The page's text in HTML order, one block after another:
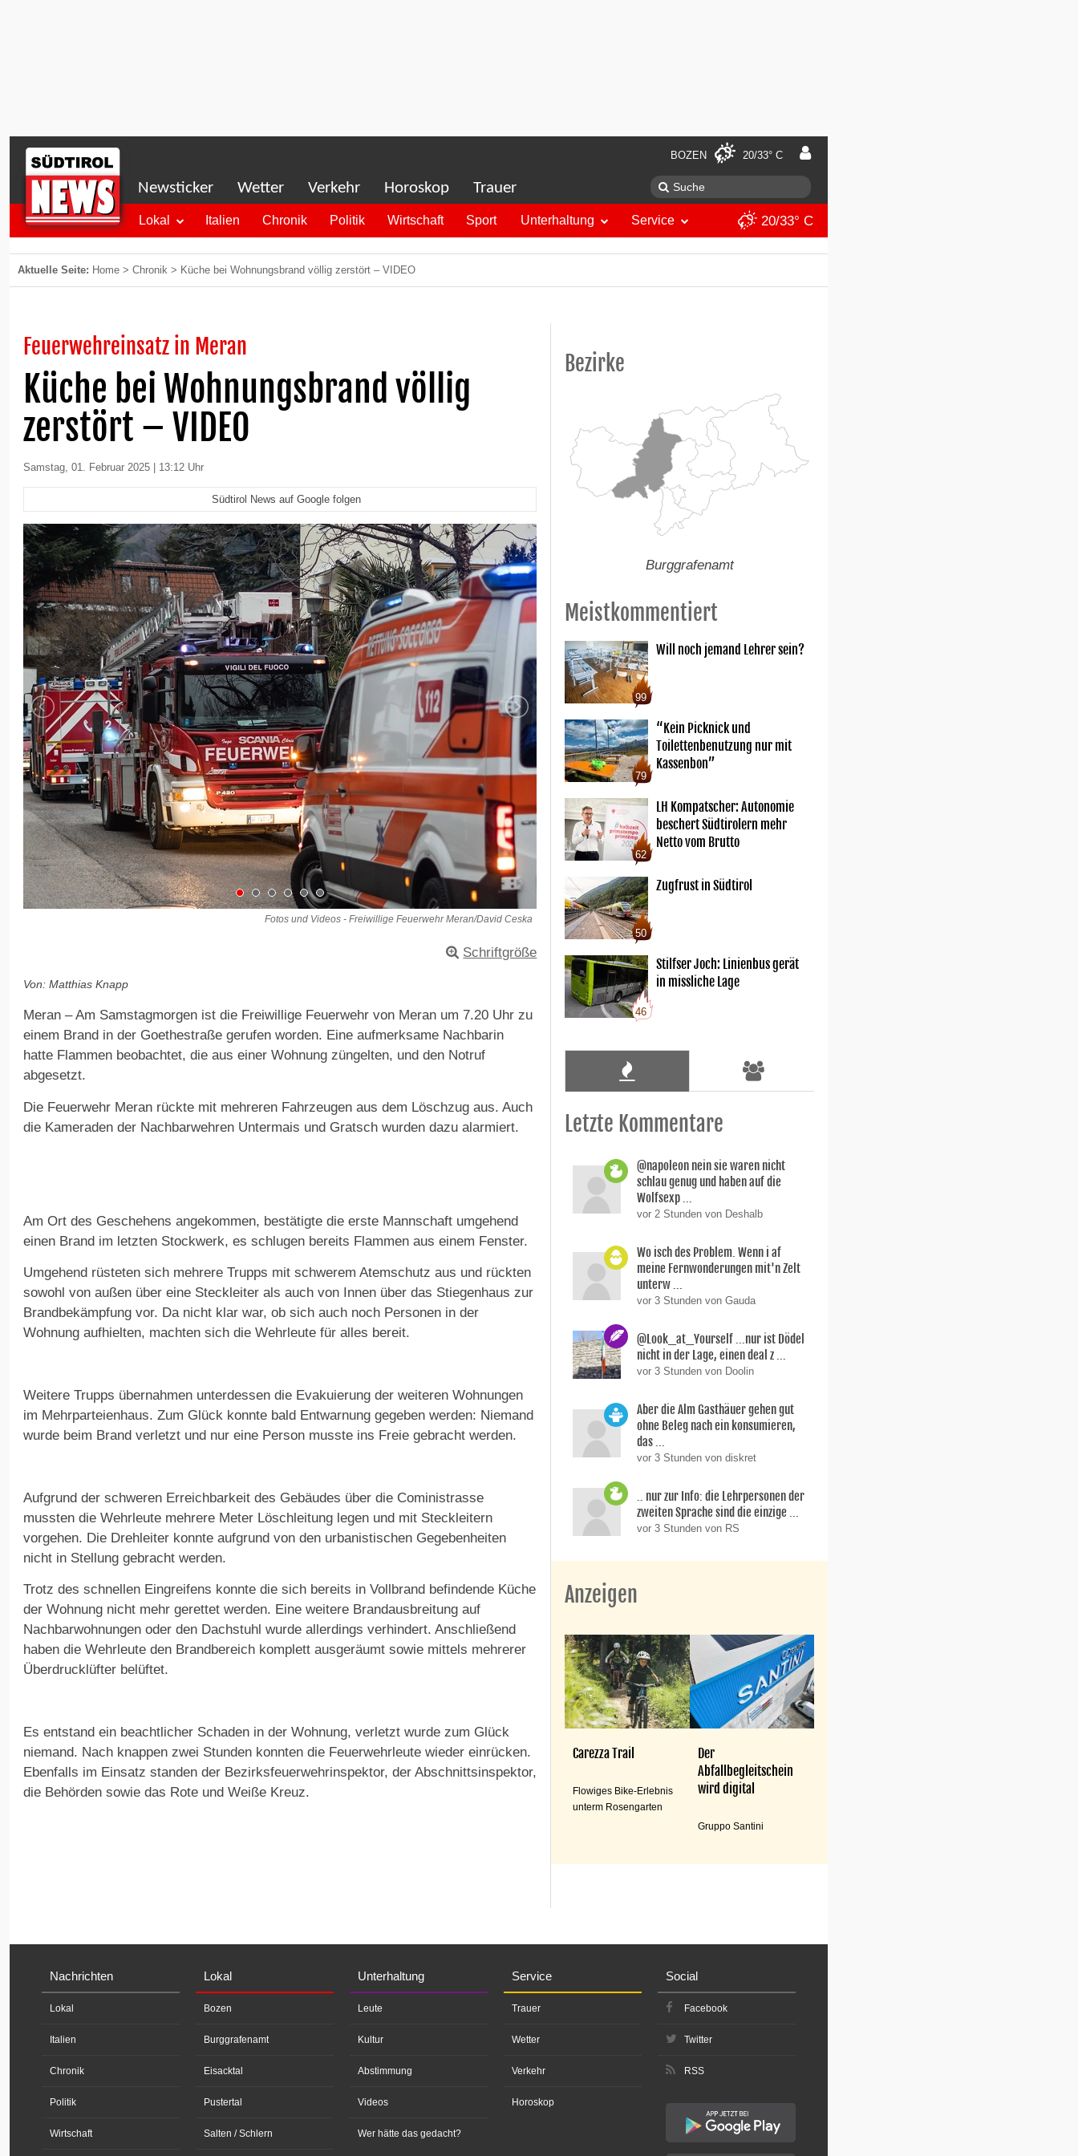
BOZEN 20/33° C
Newsticker Wetter Verkehr Horoskop Trauer
Lokal Italien Chronik Politik Wirtschaft Sport Unterhaltung Service 20/33° C
Aktuelle Seite: Home > Chronik > Küche bei Wohnungsbrand völlig zerstört – VIDEO
Feuerwehreinsatz in Meran
Küche bei Wohnungsbrand völlig
zerstört – VIDEO
Samstag, 01. Februar 2025 | 13:12 Uhr
Südtirol News auf Google folgen
Fotos und Videos - Freiwillige Feuerwehr Meran/David Ceska
Schriftgröße
Von: Matthias Knapp
Meran – Am Samstagmorgen ist die Freiwillige Feuerwehr von Meran um 7.20 Uhr zu
einem Brand in der Goethestraße gerufen worden. Eine aufmerksame Nachbarin
hatte Flammen beobachtet, die aus einer Wohnung züngelten, und den Notruf
abgesetzt.
Die Feuerwehr Meran rückte mit mehreren Fahrzeugen aus dem Löschzug aus. Auch
die Kameraden der Nachbarwehren Untermais und Gratsch wurden dazu alarmiert.
Am Ort des Geschehens angekommen, bestätigte die erste Mannschaft umgehend
einen Brand im letzten Stockwerk, es schlugen bereits Flammen aus einem Fenster.
Umgehend rüsteten sich mehrere Trupps mit schwerem Atemschutz aus und rückten
sowohl von außen über eine Steckleiter als auch von Innen über das Stiegenhaus zur
Brandbekämpfung vor. Da nicht klar war, ob sich auch noch Personen in der
Wohnung aufhielten, machten sich die Wehrleute für alles bereit.
Weitere Trupps übernahmen unterdessen die Evakuierung der weiteren Wohnungen
im Mehrparteienhaus. Zum Glück konnte bald Entwarnung gegeben werden: Niemand
wurde beim Brand verletzt und nur eine Person musste ins Freie gebracht werden.
Aufgrund der schweren Erreichbarkeit des Gebäudes über die Coministrasse
mussten die Wehrleute mehrere Meter Löschleitung legen und mit Steckleitern
vorgehen. Die Drehleiter konnte aufgrund von den urbanistischen Gegebenheiten
nicht in Stellung gebracht werden.
Trotz des schnellen Eingreifens konnte die sich bereits in Vollbrand befindende Küche
der Wohnung nicht mehr gerettet werden. Eine weitere Brandausbreitung auf
Nachbarwohnungen oder den Dachstuhl wurde allerdings verhindert. Anschließend
haben die Wehrleute den Brandbereich komplett ausgeräumt sowie mittels mehrerer
Überdrucklüfter belüftet.
Es entstand ein beachtlicher Schaden in der Wohnung, verletzt wurde zum Glück
niemand. Nach knappen zwei Stunden konnten die Feuerwehrleute wieder einrücken.
Ebenfalls im Einsatz standen der Bezirksfeuerwehrinspektor, der Abschnittsinspektor,
die Behörden sowie das Rote und Weiße Kreuz.
Bezirke
Burggrafenamt
Meistkommentiert
99
Will noch jemand Lehrer sein?
79
“Kein Picknick und
Toilettenbenutzung nur mit
Kassenbon”
62
LH Kompatscher: Autonomie
beschert Südtirolern mehr
Netto vom Brutto
50
Zugfrust in Südtirol
46
Stilfser Joch: Linienbus gerät
in missliche Lage
Letzte Kommentare
@napoleon nein sie waren nicht
schlau genug und haben auf die
Wolfsexp ...
vor 2 Stunden von Deshalb
Wo isch des Problem. Wenn i af
meine Fernwonderungen mit'n Zelt
unterw ...
vor 3 Stunden von Gauda
@Look_at_Yourself ...nur ist Dödel
nicht in der Lage, einen deal z ...
vor 3 Stunden von Doolin
Aber die Alm Gasthäuer gehen gut
ohne Beleg nach ein konsumieren,
das ...
vor 3 Stunden von diskret
.. nur zur Info: die Lehrpersonen der
zweiten Sprache sind die einzige ...
vor 3 Stunden von RS
Anzeigen
Carezza Trail
Flowiges Bike-Erlebnis
unterm Rosengarten
Der
Abfallbegleitschein
wird digital
Gruppo Santini
Nachrichten
Lokal
Italien
Chronik
Politik
Wirtschaft
Lokal
Bozen
Burggrafenamt
Eisacktal
Pustertal
Salten / Schlern
Unterhaltung
Leute
Kultur
Abstimmung
Videos
Wer hätte das gedacht?
Service
Trauer
Wetter
Verkehr
Horoskop
Social
Facebook
Twitter
RSS